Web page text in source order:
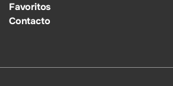
Favoritos
Contacto